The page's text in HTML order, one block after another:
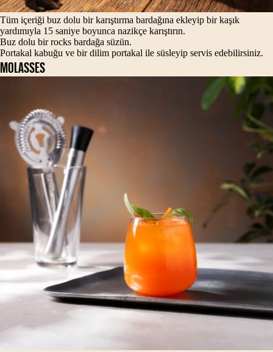
Tüm içeriği buz dolu bir karıştırma bardağına ekleyip bir kaşık
yardımıyla 15 saniye boyunca nazikçe karıştırın.
Buz dolu bir rocks bardağa süzün.
Portakal kabuğu ve bir dilim portakal ile süsleyip servis edebilirsiniz.
MOLASSES